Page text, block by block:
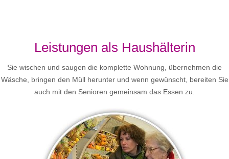
Leistungen als Haushälterin
Sie wischen und saugen die komplette Wohnung, übernehmen die
Wäsche, bringen den Müll herunter und wenn gewünscht, bereiten Sie
auch mit den Senioren gemeinsam das Essen zu.